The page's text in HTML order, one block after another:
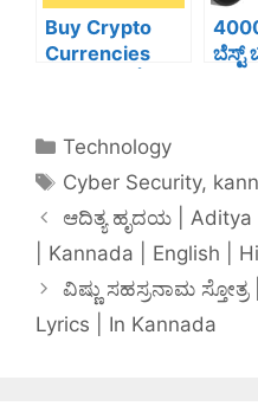
Buy Crypto
Currencies
ಮಾಡಬಹುದು
ಬೆಸ್ಟ್
Technology
Cyber Security,
ಆದಿತ್ಯ ಹೃದಯ | Aditya
| Kannada | English |
ವಿಷ್ಣು ಸಹಸ್ರನಾಮ
Lyrics | In Kannada